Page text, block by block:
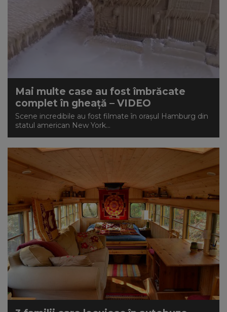
Mai multe case au fost îmbrăcate
complet în gheață – VIDEO
Scene incredibile au fost filmate în oraşul Hamburg din
statul american New York...